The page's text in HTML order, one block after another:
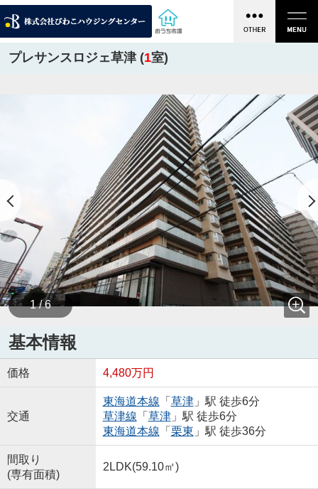
プレサンスロジェ草津 (1室)
1 / 6
基本情報
価格 4,480万円
交通
東海道本線 「 草津」駅 徒歩6分
草津線 「 草津」駅 徒歩6分
東海道本線 「 栗東 」駅 徒歩36分
間取り
(専有面積)
2LDK(59.10㎡)